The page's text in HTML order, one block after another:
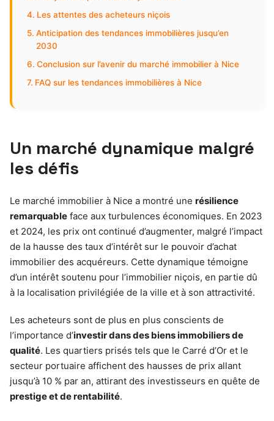
Les attentes des acheteurs niçois
Anticipation des tendances immobilières jusqu’en
2030
Conclusion sur l’avenir du marché immobilier à Nice
FAQ sur les tendances immobilières à Nice
Un marché dynamique malgré
les défis
Le marché immobilier à Nice a montré une résilience
remarquable face aux turbulences économiques. En 2023
et 2024, les prix ont continué d’augmenter, malgré l’impact
de la hausse des taux d’intérêt sur le pouvoir d’achat
immobilier des acquéreurs. Cette dynamique témoigne
d’un intérêt soutenu pour l’immobilier niçois, en partie dû
à la localisation privilégiée de la ville et à son attractivité.
Les acheteurs sont de plus en plus conscients de
l’importance d’investir dans des biens immobiliers de
qualité. Les quartiers prisés tels que le Carré d’Or et le
secteur portuaire affichent des hausses de prix allant
jusqu’à 10 % par an, attirant des investisseurs en quête de
prestige et de rentabilité.